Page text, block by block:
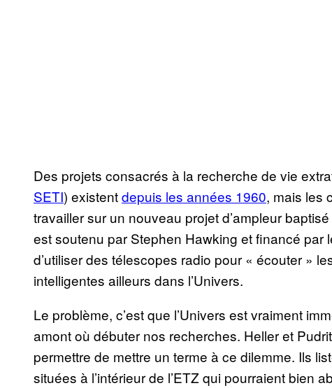
Des projets consacrés à la recherche de vie
SETI) existentdepuis les années 1960, mais les
travailler sur un nouveau projet d’ampleur baptisé
est soutenu par Stephen Hawking et financé par
d’utiliser des télescopes radio pour « écouter »
intelligentes ailleurs dans l’Univers.
Le problème, c’est que l’Univers est vraiment
amont où débuter nos recherches. Heller et
permettre de mettre un terme à ce dilemme. Ils
situées à l’intérieur de l’ETZ qui pourraient bien